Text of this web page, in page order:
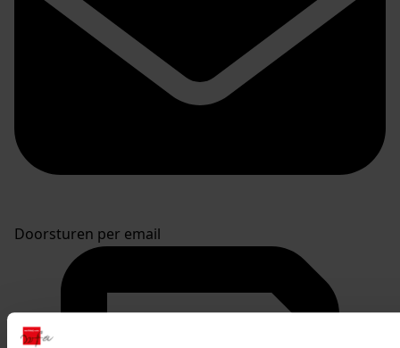
Doorsturen per email